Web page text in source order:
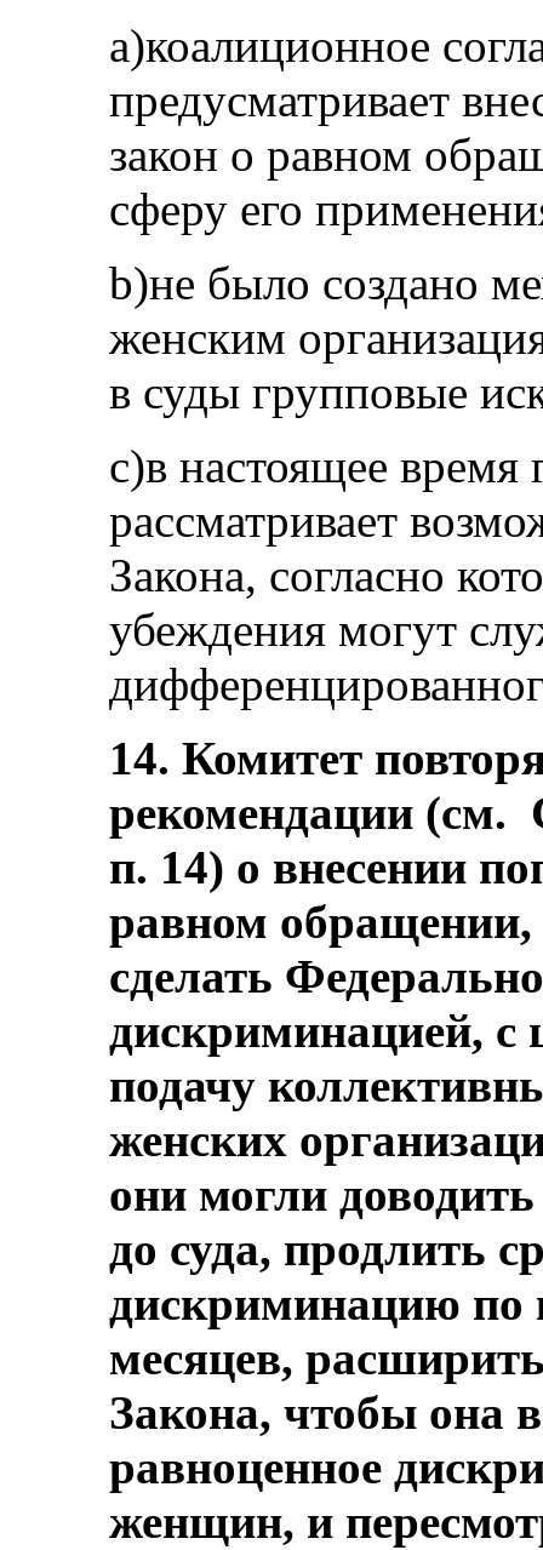
a)коалиционное
предусматривает
закон о равном
сферу его
b)не было создано
женским
в суды групповые
c)в настоящее время
рассматривает
Закона, согласно
убеждения могут
14. Комитет
рекомендации (см.
п. 14) о внесении
равном обращении,
сделать
дискриминацией, с
подачу
женских
они могли
до суда, продлить
дискриминацию по
месяцев,
Закона, чтобы она
равноценное
женщин, и